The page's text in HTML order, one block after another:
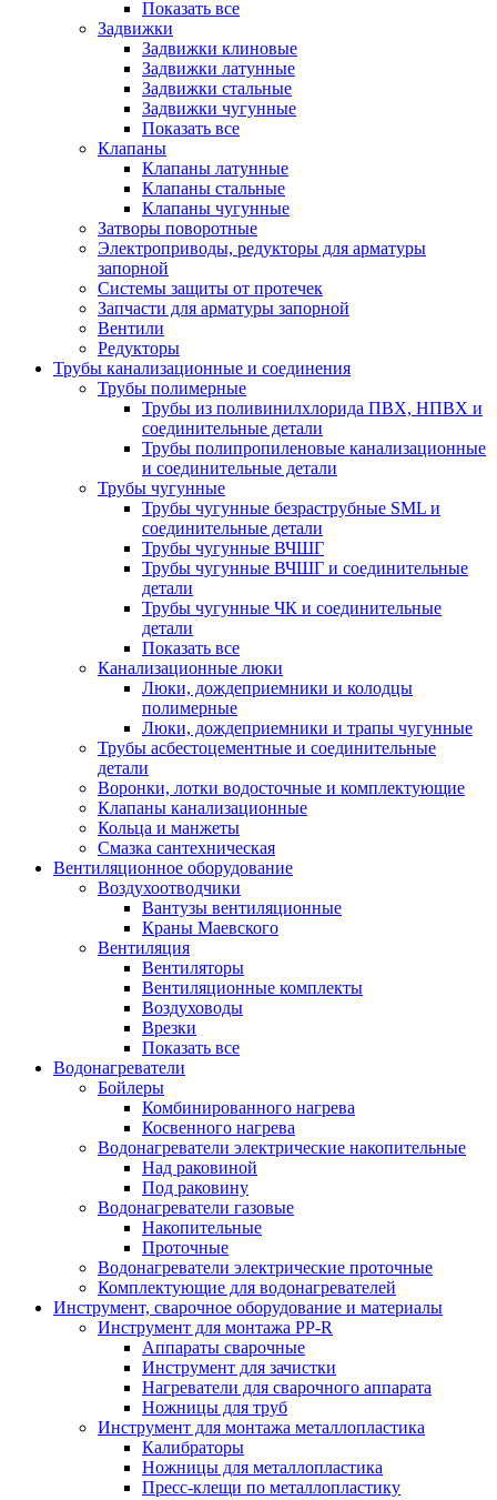
Показать все
Задвижки
Задвижки клиновые
Задвижки латунные
Задвижки стальные
Задвижки чугунные
Показать все
Клапаны
Клапаны латунные
Клапаны стальные
Клапаны чугунные
Затворы поворотные
Электроприводы, редукторы для арматуры
запорной
Системы защиты от протечек
Запчасти для арматуры запорной
Вентили
Редукторы
Трубы канализационные и соединения
Трубы полимерные
Трубы из поливинилхлорида ПВХ, НПВХ и
соединительные детали
Трубы полипропиленовые канализационные
и соединительные детали
Трубы чугунные
Трубы чугунные безраструбные SML и
соединительные детали
Трубы чугунные ВЧШГ
Трубы чугунные ВЧШГ и соединительные
детали
Трубы чугунные ЧК и соединительные
детали
Показать все
Канализационные люки
Люки, дождеприемники и колодцы
полимерные
Люки, дождеприемники и трапы чугунные
Трубы асбестоцементные и соединительные
детали
Воронки, лотки водосточные и комплектующие
Клапаны канализационные
Кольца и манжеты
Смазка сантехническая
Вентиляционное оборудование
Воздухоотводчики
Вантузы вентиляционные
Краны Маевского
Вентиляция
Вентиляторы
Вентиляционные комплекты
Воздуховоды
Врезки
Показать все
Водонагреватели
Бойлеры
Комбинированного нагрева
Косвенного нагрева
Водонагреватели электрические накопительные
Над раковиной
Под раковину
Водонагреватели газовые
Накопительные
Проточные
Водонагреватели электрические проточные
Комплектующие для водонагревателей
Инструмент, сварочное оборудование и материалы
Инструмент для монтажа PP-R
Аппараты сварочные
Инструмент для зачистки
Нагреватели для сварочного аппарата
Ножницы для труб
Инструмент для монтажа металлопластика
Калибраторы
Ножницы для металлопластика
Пресс-клещи по металлопластику